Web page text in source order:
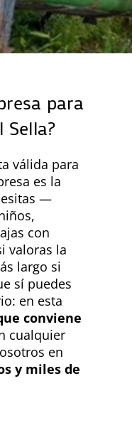
para
Sella?
válida para
es la
—
con
valoras la
largo si
sí puedes
en esta
conviene
cualquier
en
y miles de